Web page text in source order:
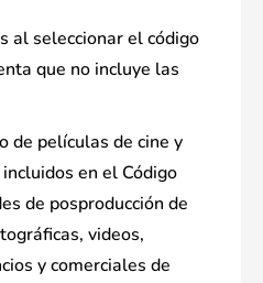
al seleccionar el código
que no incluye las
de películas de cine y
en el Código
de posproducción de
videos,
y comerciales de